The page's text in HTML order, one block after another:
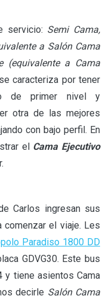
servicio: Semi Cama,
a Salón Cama
(equivalente a Cama
caracteriza por tener
de primer nivel y
otra de las mejores
con bajo perfil. En
el Cama Ejecutivo
Carlos ingresan sus
el viaje. Les
Paradiso 1800 DD
GDVG30. Este bus
tiene asientos Cama
decirle Salón Cama